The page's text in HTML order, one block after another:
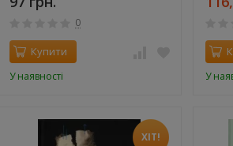
0
Купити
У наявності У
ХІТ!